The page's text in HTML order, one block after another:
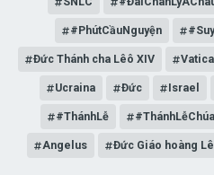
#PhútCầuNguyện
Đức Thánh cha Lêô XIV
Ucraina Đức Israel
#ThánhLễ
Angelus Đức Giáo hoàng